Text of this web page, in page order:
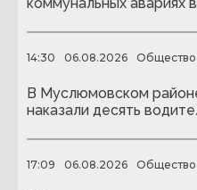
14:30 06.08.2026 Общество
В Муслюмовском
наказали десять
17:09 06.08.2026 Общество